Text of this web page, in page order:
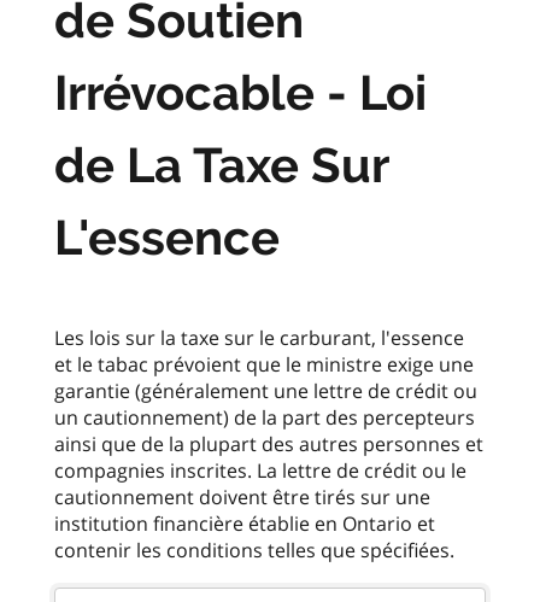
de Soutien
Irrévocable - Loi
de La Taxe Sur
L'essence
Les lois sur la taxe sur le carburant, l'essence
et le tabac prévoient que le ministre exige une
garantie (généralement une lettre de crédit ou
un cautionnement) de la part des percepteurs
ainsi que de la plupart des autres personnes et
compagnies inscrites. La lettre de crédit ou le
cautionnement doivent être tirés sur une
institution financière établie en Ontario et